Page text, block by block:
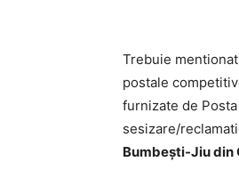
Trebuie
postale
furnizate de
sesizare/
Bumbeşti-Jiu din